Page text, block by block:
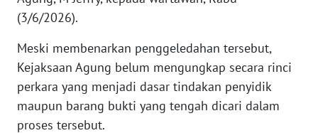
(3/6/2026).
Meski membenarkan penggeledahan tersebut,
Kejaksaan Agung belum mengungkap secara rinci
perkara yang menjadi dasar tindakan penyidik
maupun barang bukti yang tengah dicari dalam
proses tersebut.
IKLAN
TENTANG
KAMI